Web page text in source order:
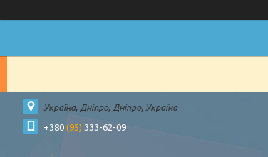
Україна, Дніпро, Дніпро, Україна
+380 (95) 333-62-09